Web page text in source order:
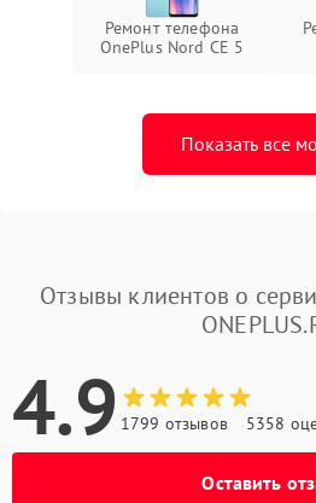
Ремонт телефона
OnePlus Nord CE 5
Показать все
Отзывы клиентов о
4.9 1799 отзывов 5358
Оставить